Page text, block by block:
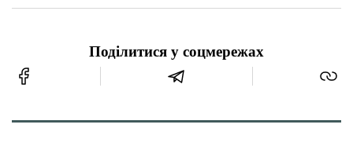
Поділитися у соцмережах